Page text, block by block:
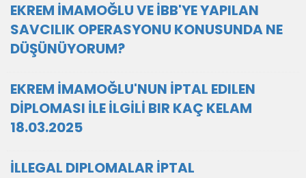
EKREM İMAMOĞLU VE İBB'YE YAPILAN
SAVCILIK OPERASYONU KONUSUNDA NE
DÜŞÜNÜYORUM?
EKREM İMAMOĞLU'NUN İPTAL EDILEN
DİPLOMASI İLE İLGİLİ BIR KAÇ KELAM
18.03.2025
İLLEGAL DIPLOMALAR İPTAL